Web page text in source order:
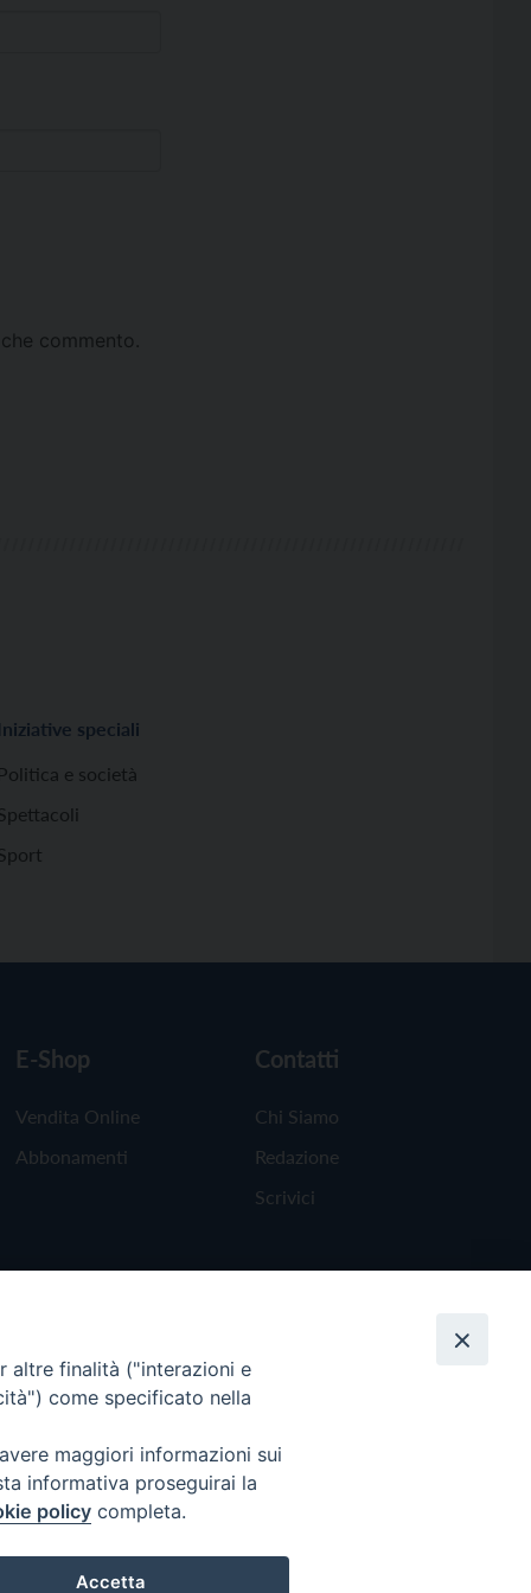
commento.
Iniziative speciali
Politica e società
E-Shop
Vendita Online
Abbonamenti
Contatti
Chi Siamo
Redazione
Scrivici
altre finalità ("interazioni e
come specificato nella
maggiori informazioni sui
informativa proseguirai la
policy completa.
Accetta